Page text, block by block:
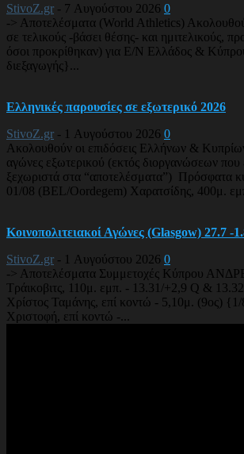
StivoZ.gr - 7 Αυγούστου 2026 0
-> Αποτελέσματα (World Athletics)
σε τελικούς -βάσει θέσης- και ημιτελικούς,
όσοι προκρίθηκαν) για Ε/Ν Ελλάδος &
διεξαγωγής}...
Ελληνικές παρουσίες σε εξωτερικό 2026
StivoZ.gr - 1 Αυγούστου 2026 0
Ακολουθούν οι επιδόσεις Ελλήνων &
αγώνες εξωτερικού (εκτός διοργανώσεων που
ξεχωριστά στα “αποτελέσματα”) Πρόσφατα
01/08 (BEL/Oordegem) Χαρατσίδης, 400μ.
Κοινοπολιτειακοί Αγώνες (Glasgow) 27.7 -
StivoZ.gr - 1 Αυγούστου 2026 0
-> Αποτελέσματα Συμμετοχές Κύπρου
Τράικοβιτς, 110μ. εμπ. - 13.31/+2,9 Q &
Χρίστος Ταμάνης, επί κοντώ - 5,10μ. (9ος)
Χριστοφή, επί κοντώ -...